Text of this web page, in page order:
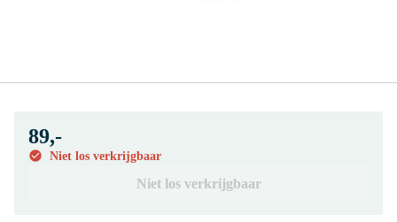
89,-
Niet los verkrijgbaar
Niet los verkrijgbaar